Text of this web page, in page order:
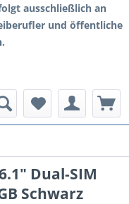
ausschließlich an
und öffentliche
Dual-SIM
Schwarz